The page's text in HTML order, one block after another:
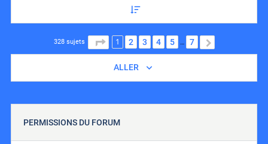
328 sujets PAGE 1 SUR 7
1 2 3 4 5 … 7
ALLER
PERMISSIONS DU FORUM